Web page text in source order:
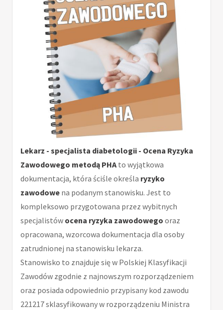
Lekarz - specjalista diabetologii - Ocena Ryzyka
Zawodowego metodą PHA to wyjątkowa
dokumentacja, która ściśle określa ryzyko
zawodowe na podanym stanowisku. Jest to
kompleksowo przygotowana przez wybitnych
specjalistów ocena ryzyka zawodowego oraz
opracowana, wzorcowa dokumentacja dla osoby
zatrudnionej na stanowisku lekarza.
Stanowisko to znajduje się w Polskiej Klasyfikacji
Zawodów zgodnie z najnowszym rozporządzeniem
oraz posiada odpowiednio przypisany kod zawodu
221217 sklasyfikowany w rozporządzeniu Ministra